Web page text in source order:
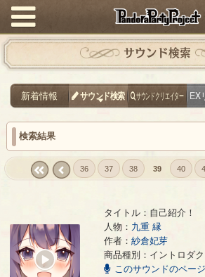
サウンド検索
新着情報 サウンド検索 サウンドクリエイター EX
検索結果
36 37 38 39 40
自己紹介！ - 紗倉妃芽
タイトル：自己紹介！
人物： 九重 縁
作者： 紗倉妃芽
商品種別：イントロダ
このサウンドのペー